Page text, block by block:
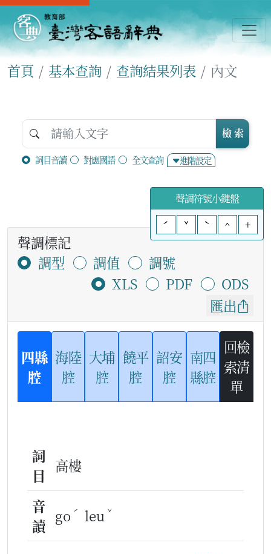
首頁 基本查詢 查詢結果列表 內文
詞目音讀 對應國語 全文查詢 進階設定
檢 索
聲調符號小鍵盤
ˊ
ˇ ˋ ^ +
聲調標記
調型
調值
調號
XLS
PDF
ODS
匯出
四縣
腔
海陸
腔
大埔
腔
饒平
腔
詔安
腔
南四
縣腔
回檢
索清
單
詞
目
高樓
音
讀
go ˊ leu ˇ